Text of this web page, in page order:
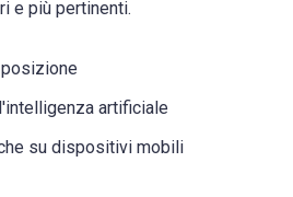
e più pertinenti.
artificiale
su dispositivi mobili